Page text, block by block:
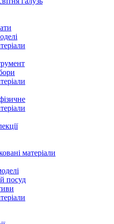
матеріали
посуд